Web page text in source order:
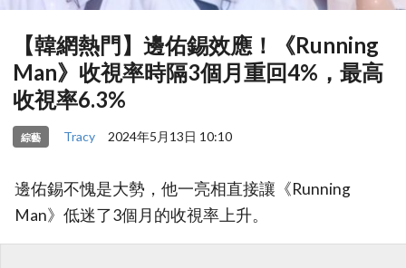
【韓網熱門】邊佑錫效應！《Running
Man》收視率時隔3個月重回4%，最高
收視率6.3%
綜藝 Tracy 2024年5月13日 10:10
邊佑錫不愧是大勢，他一亮相直接讓《Running
Man》低迷了3個月的收視率上升。